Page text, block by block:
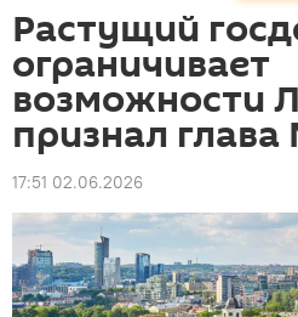
Растущий
ограничивает
возможности
признал
17:51 02.06.2026